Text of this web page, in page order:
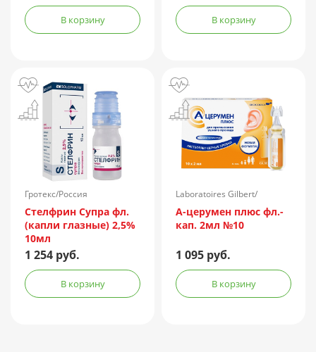
В корзину В корзину
Гротекс/Россия
Стелфрин Супра фл.
(капли глазные) 2,5%
10мл
1 254 руб.
В корзину
Laboratoires Gilbert/
Франция
А-церумен плюс фл.-
кап. 2мл №10
1 095 руб.
В корзину